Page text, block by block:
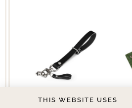
THIS WEBSITE USES